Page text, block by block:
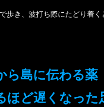
歩き、波打ち際にたどり着く
ら島に伝わる薬
ほど遅くなった